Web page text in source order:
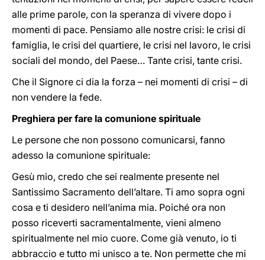
alle prime parole, con la speranza di vivere dopo i
momenti di pace. Pensiamo alle nostre crisi: le crisi di
famiglia, le crisi del quartiere, le crisi nel lavoro, le crisi
sociali del mondo, del Paese… Tante crisi, tante crisi.
Che il Signore ci dia la forza – nei momenti di crisi – di
non vendere la fede.
Preghiera per fare la comunione spirituale
Le persone che non possono comunicarsi, fanno
adesso la comunione spirituale:
Gesù mio, credo che sei realmente presente nel
Santissimo Sacramento dell’altare. Ti amo sopra ogni
cosa e ti desidero nell’anima mia. Poiché ora non
posso riceverti sacramentalmente, vieni almeno
spiritualmente nel mio cuore. Come già venuto, io ti
abbraccio e tutto mi unisco a te. Non permette che mi